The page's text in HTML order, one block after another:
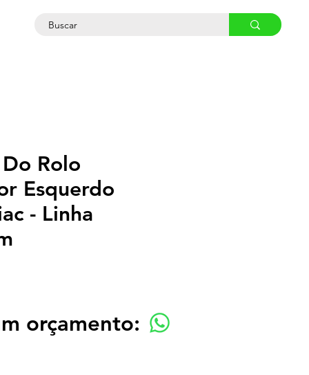
Rolo
Esquerdo
- Linha
orçamento: